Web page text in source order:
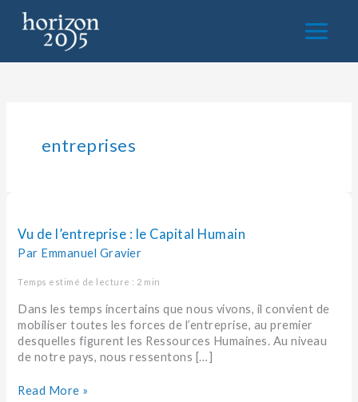
contenu
entreprises
Vu de l’entreprise : le Capital Humain
Par Emmanuel Gravier
Temps estimé de lecture : 2 min
Dans les temps incertains que nous vivons, il convient de
mobiliser toutes les forces de l’entreprise, au premier
desquelles figurent les Ressources Humaines. Au niveau
de notre pays, nous ressentons […]
l’entreprise :
le
Humain
Read More »